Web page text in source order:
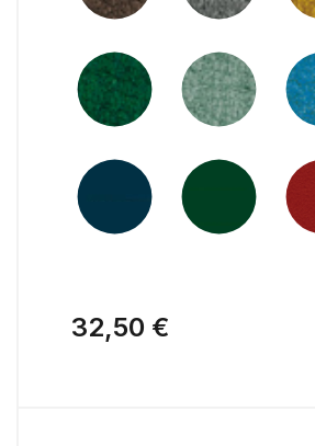
32,50 €